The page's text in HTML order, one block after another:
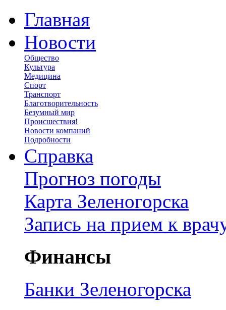
Главная
Новости
Общество
Культура
Медицина
Спорт
Транспорт
Благотворительность
Безумный мир
Происшествия!
Новости компаний
Подробности
Справка
Прогноз погоды
Карта Зеленогорска
Запись на прием к
Финансы
Банки Зеленогорска